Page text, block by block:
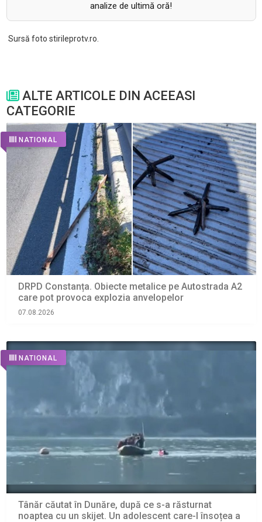
analize de ultimă oră!
Sursă foto stirileprotv.ro.
ALTE ARTICOLE DIN ACEEASI
CATEGORIE
NATIONAL
DRPD Constanța. Obiecte metalice pe Autostrada A2
care pot provoca explozia anvelopelor
07.08.2026
NATIONAL
Tânăr căutat în Dunăre, după ce s-a răsturnat
noaptea cu un skijet. Un adolescent care-l însoțea a